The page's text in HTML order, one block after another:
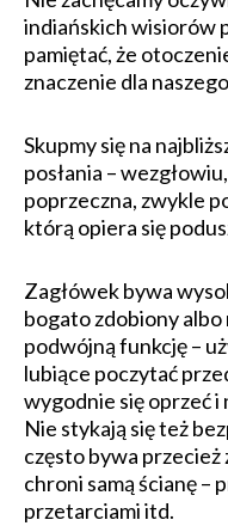
indiańskich wisiorów
pamiętać, że
znaczenie dla
Skupmy się na
posłania –
poprzeczna, zwykle
którą opiera się
Zagłówek bywa
bogato zdobiony albo
podwójną funkcję –
lubiące poczytać
wygodnie się oprzeć i
Nie stykają się też
często bywa przecież
chroni samą ścianę –
przetarciami itd.